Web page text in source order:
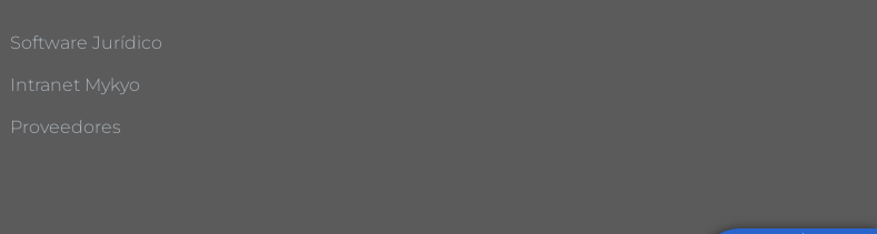
Software Jurídico
Intranet Mykyo
Proveedores